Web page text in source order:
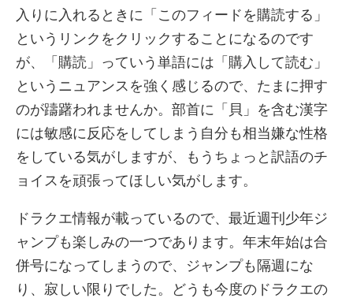
入りに入れるときに「このフィードを購読する」
というリンクをクリックすることになるのです
が、「購読」っていう単語には「購入して読む」
というニュアンスを強く感じるので、たまに押す
のが躊躇われませんか。部首に「貝」を含む漢字
には敏感に反応をしてしまう自分も相当嫌な性格
をしている気がしますが、もうちょっと訳語のチ
ョイスを頑張ってほしい気がします。
ドラクエ情報が載っているので、最近週刊少年ジ
ャンプも楽しみの一つであります。年末年始は合
併号になってしまうので、ジャンプも隔週にな
り、寂しい限りでした。どうも今度のドラクエの